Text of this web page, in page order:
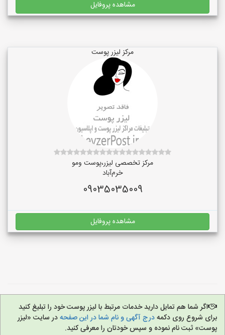
مشاهده پروفایل
مرکز لیزر پوست
مرکز تخصصی لیزر،پوست و‌مو
خرم‌آباد
09035035009
مشاهده پروفایل
اگر شما هم تمایل دارید خدمات مرتبط با لیزر پوست خود را تبلیغ کنید
برای شروع روی دکمهدرج آگهی و نام شما در این صفحهدر سایت «لیزر
پوست» ثبت نام نموده و سپس خودتان را معرفی کنید.